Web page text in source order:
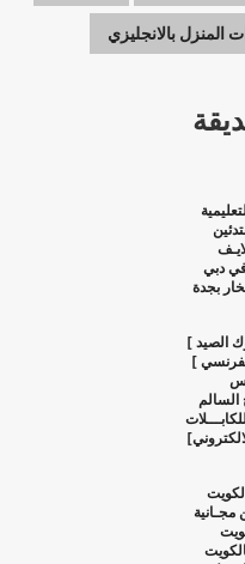
المنزل بالانجليزي
دبي
بجدة
الصيد ]
]
مجـانية